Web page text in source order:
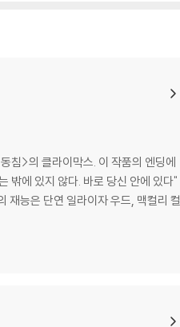
침>의 클라이막스. 이 작품의 엔딩에
밖에 있지 않다. 바로 당신 안에 있다"
재능은 단연 일라이자 우드, 맥컬리 컬